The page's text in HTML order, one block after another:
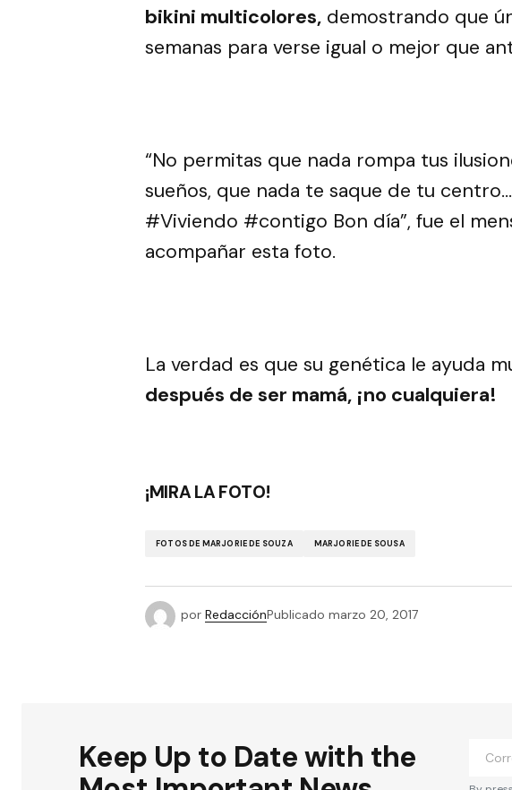
bikini multicolores, demostrando que
semanas para verse igual o mejor que
“No permitas que nada rompa tus
sueños, que nada te saque de tu
#Viviendo #contigo Bon día”, fue el
acompañar esta foto.
La verdad es que su genética le ayuda
después de ser mamá, ¡no cualquiera!
¡MIRA LA FOTO!
FOTOS DE MARJORIE DE SOUZA MARJORIE DE SOUSA
por RedacciónPublicado marzo 20, 2017
Keep Up to Date with the